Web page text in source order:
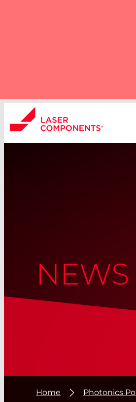
NEWS
Home Photonics